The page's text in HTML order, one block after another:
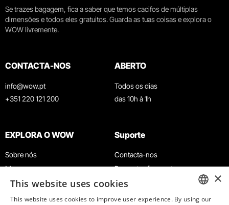
Se trazes bagagem, fica a saber que temos cacifos de múltiplas
dimensões e todos eles gratuitos. Guarda as tuas coisas e explora o
WOW livremente.
CONTACTA-NOS
info@wow.pt
+351 220 121 200
ABERTO
Todos os dias
das 10h à 1h
EXPLORA O WOW
Sobre nós
Museus
Agenda
Notícias
Suporte
Contacta-nos
Perguntas frequentes
Termos e Condições
Política de privacidade e cookies
×
This website uses cookies
This website uses cookies to improve user experience. By using our